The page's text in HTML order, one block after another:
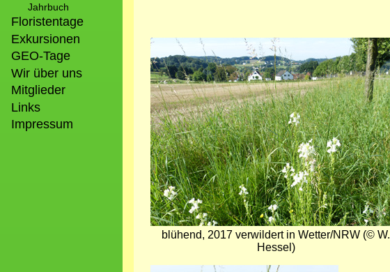
Jahrbuch
Floristentage
Exkursionen
GEO-Tage
Wir über uns
Mitglieder
Links
Impressum
Bild
blühend, 2017 verwildert in Wetter/NRW (© W.
Hessel)